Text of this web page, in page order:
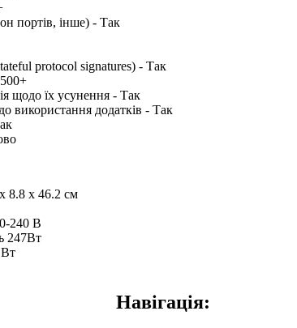
портів, інше) - Так
protocol signatures) - Так
щодо їх усунення - Так
використання додатків - Так
8.8 x 46.2 см
240 В
247Вт
Вт
Навігація: